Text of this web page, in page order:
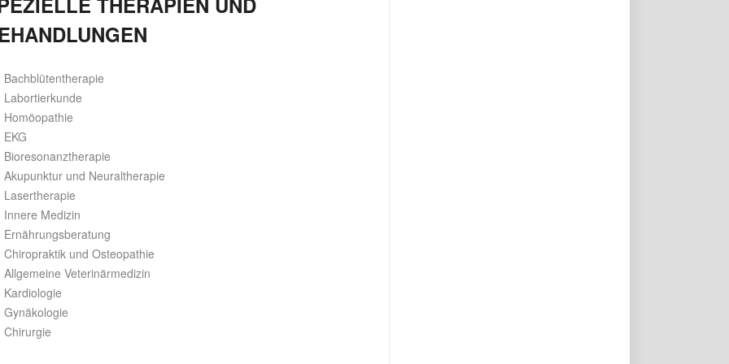
Bachblütentherapie
Labortierkunde
Homöopathie
EKG
Bioresonanztherapie
Akupunktur und Neuraltherapie
Lasertherapie
Innere Medizin
Ernährungsberatung
Chiropraktik und Osteopathie
Allgemeine Veterinärmedizin
Kardiologie
Gynäkologie
Chirurgie